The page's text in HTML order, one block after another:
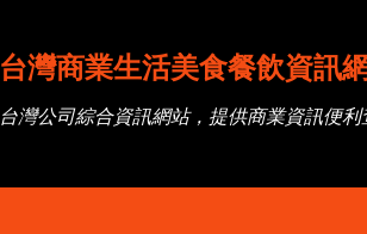
台灣商業生活美食餐飲資訊
台灣公司綜合資訊網站，提供商業資訊便利